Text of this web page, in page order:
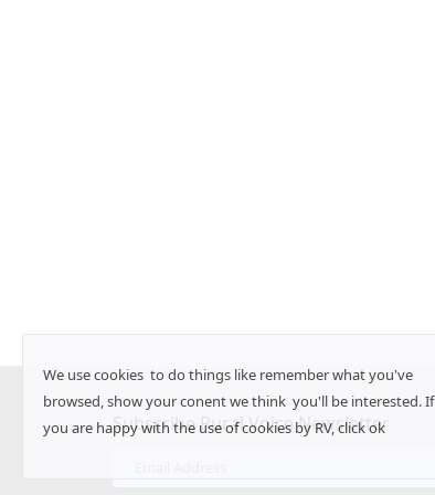
Subscribe Rural Voice Newsletter
We use cookies to do things like remember what you've
browsed, show your conent we think you'll be interested. If
you are happy with the use of cookies by RV, click ok